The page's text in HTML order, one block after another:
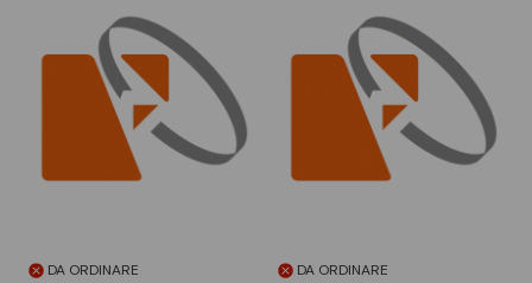
DA ORDINARE
DA ORDINARE